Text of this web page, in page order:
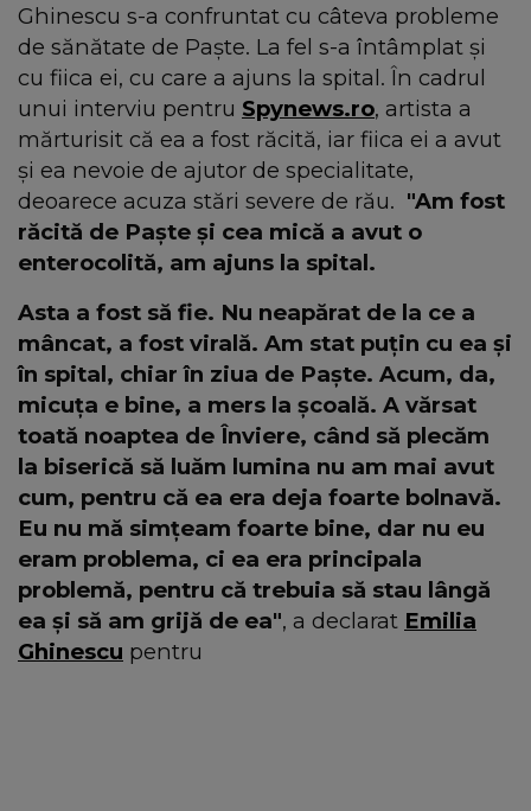
Ghinescu s-a confruntat cu câteva probleme
de sănătate de Paște. La fel s-a întâmplat și
cu fiica ei, cu care a ajuns la spital. În cadrul
unui interviu pentru Spynews.ro, artista a
mărturisit că ea a fost răcită, iar fiica ei a avut
și ea nevoie de ajutor de specialitate,
deoarece acuza stări severe de rău. "Am fost
răcită de Paște și cea mică a avut o
enterocolită, am ajuns la spital.
Asta a fost să fie. Nu neapărat de la ce a
mâncat, a fost virală. Am stat puțin cu ea și
în spital, chiar în ziua de Paște. Acum, da,
micuța e bine, a mers la școală. A vărsat
toată noaptea de Înviere, când să plecăm
la biserică să luăm lumina nu am mai avut
cum, pentru că ea era deja foarte bolnavă.
Eu nu mă simțeam foarte bine, dar nu eu
eram problema, ci ea era principala
problemă, pentru că trebuia să stau lângă
ea și să am grijă de ea", a declarat Emilia
Ghinescu pentru